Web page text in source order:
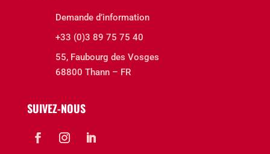
Demande d’information
+33 (0)3 89 75 75 40
55, Faubourg des Vosges
68800 Thann – FR
SUIVEZ-NOUS